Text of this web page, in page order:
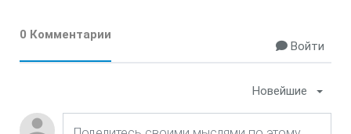
0 Комментарии
Войти
Новейшие